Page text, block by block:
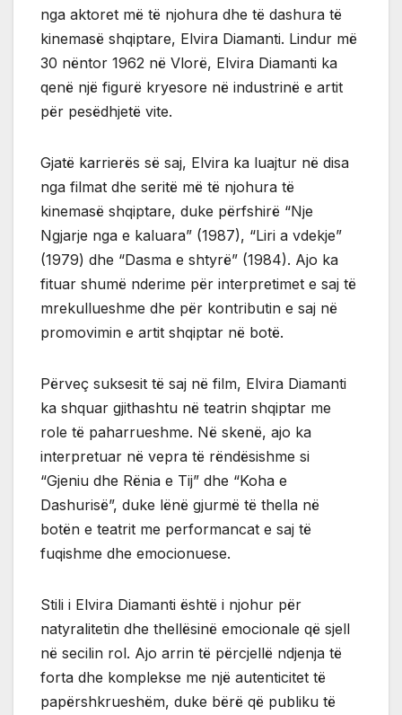
nga aktoret më të njohura dhe të dashura të
kinemasë shqiptare, Elvira Diamanti. Lindur më
30 nëntor 1962 në Vlorë, Elvira Diamanti ka
qenë një figurë kryesore në industrinë e artit
për pesëdhjetë vite.
Gjatë karrierës së saj, Elvira ka luajtur në disa
nga filmat dhe seritë më të njohura të
kinemasë shqiptare, duke përfshirë “Nje
Ngjarje nga e kaluara” (1987), “Liri a vdekje”
(1979) dhe “Dasma e shtyrë” (1984). Ajo ka
fituar shumë nderime për interpretimet e saj të
mrekullueshme dhe për kontributin e saj në
promovimin e artit shqiptar në botë.
Përveç suksesit të saj në film, Elvira Diamanti
ka shquar gjithashtu në teatrin shqiptar me
role të paharrueshme. Në skenë, ajo ka
interpretuar në vepra të rëndësishme si
“Gjeniu dhe Rënia e Tij” dhe “Koha e
Dashurisë”, duke lënë gjurmë të thella në
botën e teatrit me performancat e saj të
fuqishme dhe emocionuese.
Stili i Elvira Diamanti është i njohur për
natyralitetin dhe thellësinë emocionale që sjell
në secilin rol. Ajo arrin të përcjellë ndjenja të
forta dhe komplekse me një autenticitet të
papërshkrueshëm, duke bërë që publiku të